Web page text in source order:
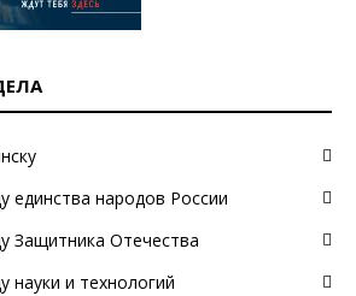
единства народов России
Защитника Отечества
науки и технологий